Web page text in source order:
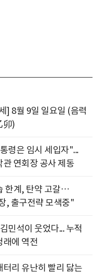
] 8월 9일 일요일 (음력
卯)
령은 임시 세입자"...
관 연회장 공사 제동
한계, 탄약 고갈…
, 출구전략 모색중"
민석이 웃었다... 누적
래에 역전
터리 유난히 빨리 닳는